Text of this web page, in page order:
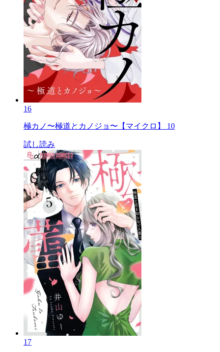
16
極カノ〜極道とカノジョ〜【マイクロ】 10
試し読み
17